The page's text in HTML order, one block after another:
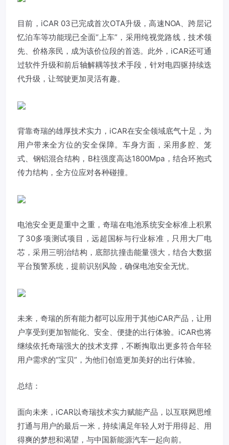
目前，iCAR 03已完成首次OTA升级，高速NOA、跨层记
忆泊车等功能现已全面“上车”，采用纯视觉路线，技术领
先、价格亲民，成为该价位段的首选。此外，iCAR还可通
过软件升级和前后轴解耦等技术手段，针对电四驱持续迭
代升级，让驾驶更加灵活有趣。
背靠奇瑞的雄厚技术实力，iCAR在安全领域底气十足，为
用户带来全方位的安全保障。车身方面，采用多腔、笼
式、钢铝混合结构，B柱强度高达1800Mpa，结合环抱式
传力结构，全方位应对各种碰撞。
电池安全更是重中之重，奇瑞在电池系统安全标准上积累
了30多项测试项目，远超国标与行业标准，只用大厂电
芯，采用三明治结构，底部抗撞击能量强大，结合大数据
平台预警系统，提前识别风险，确保电池安全无忧。
未来，奇瑞的所有能力都可以应用于其他iCAR产品，让用
户享受到更加智能化、安全、便捷的出行体验。iCAR也将
继续依托奇瑞强大的技术支撑，不断掏取出更多符合年轻
用户需求的“宝贝”，为他们创造更加美好的出行体验。
总结：
面向未来，iCAR以奇瑞技术实力赋能产品，以互联网思维
打通与用户的最后一米，持续满足年轻人对于用得起、用
得爽的梦想和渴望，与中国新能源汽车一起向前。